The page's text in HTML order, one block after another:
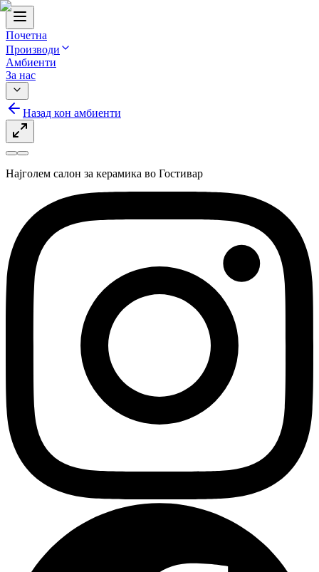
Почетна
Производи
Амбиенти
За нас
Назад кон амбиенти
Најголем салон за керамика во Гостивар